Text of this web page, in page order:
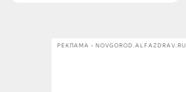
РЕКЛАМА • NOVGOROD.ALFAZDRAV.RU